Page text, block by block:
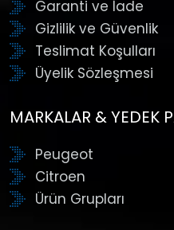
Garanti ve İade
Gizlilik ve Güvenlik
Teslimat Koşulları
Üyelik Sözleşmesi
MARKALAR & YEDEK
Peugeot
Citroen
Ürün Grupları